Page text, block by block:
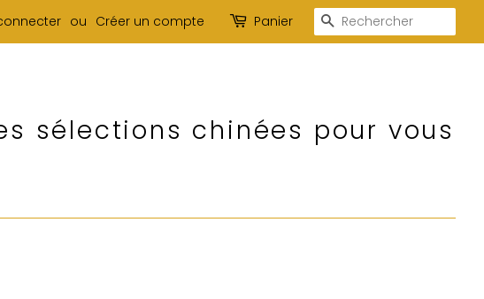
ou Créer un compte Panier Recherche
sélections chinées pour vous